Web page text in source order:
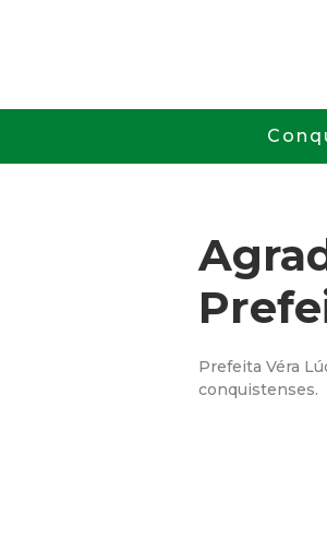
Prefeita Véra
conquistenses.